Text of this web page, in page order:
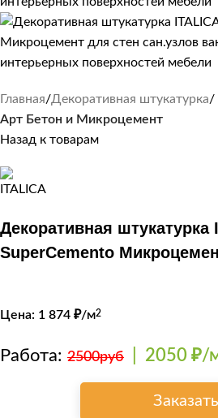
Главная Декоративная штукатурка
Арт Бетон и Микроцемент
Назад к товарам
Декоративная штукатурка
SuperCemento
Цена: 1 874 ₽/м2
Работа: 2500руб 2050 ₽/
Заказать